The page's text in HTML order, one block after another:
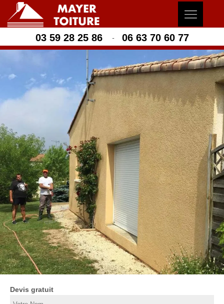
03 59 28 25 86 - 06 63 70 60 77
Devis gratuit